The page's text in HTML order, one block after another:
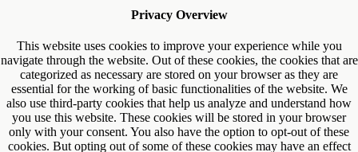
Privacy Overview
This website uses cookies to improve your experience while you
navigate through the website. Out of these cookies, the cookies that are
categorized as necessary are stored on your browser as they are
essential for the working of basic functionalities of the website. We
also use third-party cookies that help us analyze and understand how
you use this website. These cookies will be stored in your browser
only with your consent. You also have the option to opt-out of these
cookies. But opting out of some of these cookies may have an effect